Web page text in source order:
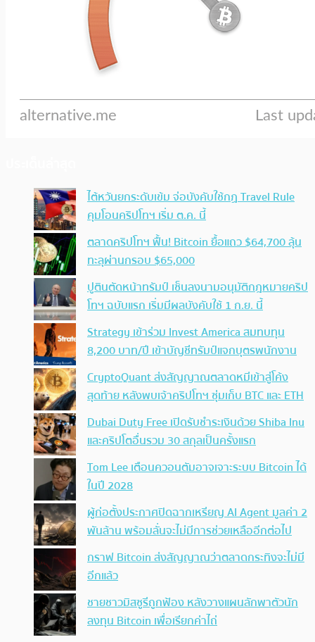
ไต้หวันยกระดับเข้ม จ่อบังคับใช้กฏ Travel Rule
คุมโอนคริปโทฯ เริ่ม ต.ค. นี้
ตลาดคริปโทฯ ฟื้น! Bitcoin ยื้อแถว $64,700 ลุ้น
ทะลุผ่านกรอบ $65,000
ปูตินตัดหน้าทรัมป์ เซ็นลงนามอนุมัติกฎหมายคริป
โทฯ ฉบับแรก เริ่มมีผลบังคับใช้ 1 ก.ย. นี้
Strategy เข้าร่วม Invest America สมทบทุน
8,200 บาท/ปี เข้าบัญชีทรัมป์แจกบุตรพนักงาน
CryptoQuant ส่งสัญญาณตลาดหมีเข้าสู่โค้ง
สุดท้าย หลังพบเจ้าคริปโทฯ ซุ่มเก็บ BTC และ ETH
Dubai Duty Free เปิดรับชำระเงินด้วย Shiba Inu
และคริปโตอื่นรวม 30 สกุลเป็นครั้งแรก
Tom Lee เตือนควอนตัมอาจเจาะระบบ Bitcoin ได้
ในปี 2028
ผู้ก่อตั้งประกาศปิดฉากเหรียญ AI Agent มูลค่า 2
พันล้าน พร้อมลั่นจะไม่มีการช่วยเหลืออีกต่อไป
กราฟ Bitcoin ส่งสัญญาณว่าตลาดกระทิงจะไม่มี
อีกแล้ว
ชายชาวมิสซูรีถูกฟ้อง หลังวางแผนลักพาตัวนัก
ลงทุน Bitcoin เพื่อเรียกค่าไถ่